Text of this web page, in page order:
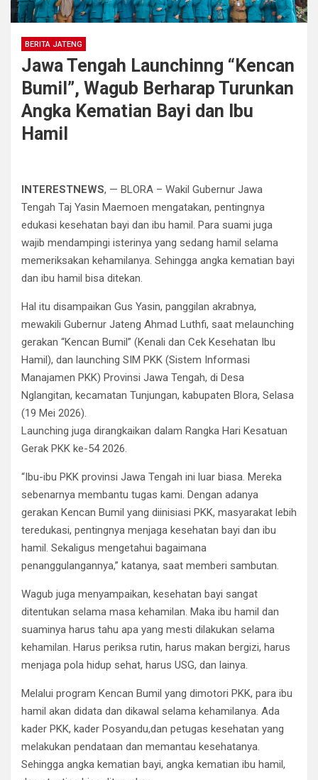
BERITA JATENG
Jawa Tengah Launchinng “Kencan
Bumil”, Wagub Berharap Turunkan
Angka Kematian Bayi dan Ibu
Hamil
INTERESTNEWS, — BLORA – Wakil Gubernur Jawa
Tengah Taj Yasin Maemoen mengatakan, pentingnya
edukasi kesehatan bayi dan ibu hamil. Para suami juga
wajib mendampingi isterinya yang sedang hamil selama
memeriksakan kehamilanya. Sehingga angka kematian bayi
dan ibu hamil bisa ditekan.
Hal itu disampaikan Gus Yasin, panggilan akrabnya,
mewakili Gubernur Jateng Ahmad Luthfi, saat melaunching
gerakan “Kencan Bumil” (Kenali dan Cek Kesehatan Ibu
Hamil), dan launching SIM PKK (Sistem Informasi
Manajamen PKK) Provinsi Jawa Tengah, di Desa
Nglangitan, kecamatan Tunjungan, kabupaten Blora, Selasa
(19 Mei 2026).
Launching juga dirangkaikan dalam Rangka Hari Kesatuan
Gerak PKK ke-54 2026.
“Ibu-ibu PKK provinsi Jawa Tengah ini luar biasa. Mereka
sebenarnya membantu tugas kami. Dengan adanya
gerakan Kencan Bumil yang diinisiasi PKK, masyarakat lebih
teredukasi, pentingnya menjaga kesehatan bayi dan ibu
hamil. Sekaligus mengetahui bagaimana
penanggulangannya,” katanya, saat memberi sambutan.
Wagub juga menyampaikan, kesehatan bayi sangat
ditentukan selama masa kehamilan. Maka ibu hamil dan
suaminya harus tahu apa yang mesti dilakukan selama
kehamilan. Harus periksa rutin, harus makan bergizi, harus
menjaga pola hidup sehat, harus USG, dan lainya.
Melalui program Kencan Bumil yang dimotori PKK, para ibu
hamil akan didata dan dikawal selama kehamilanya. Ada
kader PKK, kader Posyandu,dan petugas kesehatan yang
melakukan pendataan dan memantau kesehatanya.
Sehingga angka kematian bayi, angka kematian ibu hamil,